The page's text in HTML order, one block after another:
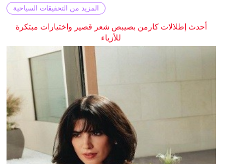
المزيد من التحقيقات السياحية
أحدث إطلالات كارمن بصيبص شعر قصير واختيارات مبتكرة
للأزياء